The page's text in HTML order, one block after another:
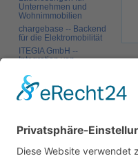
Unternehmen und
Wohnimmobilien
chargebase -- Backend
für die Elektromobilität
ITEGIA GmbH --
Integration von
individuelle
Softwarelösungen
Links auf diese Seite
Änderungen an
verlinkten Seiten